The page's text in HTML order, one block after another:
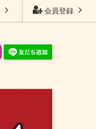
会員登録